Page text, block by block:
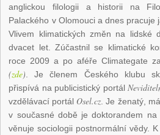
anglickou filologii a historii na
Palackého v Olomouci a dnes pracuje
Vlivem klimatických změn na lidské
dvacet let. Zúčastnil se klimatické
roce 2009 a po aféře Climategate
(zde). Je členem Českého klubu
přispívá na publicistický portál
vzdělávací portál Osel.cz. Je ženatý,
v současné době je doktorandem
věnuje sociologii postnormální vědy.